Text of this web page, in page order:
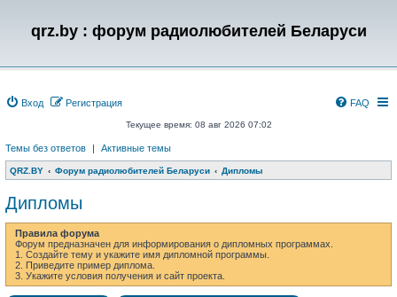
qrz.by : форум радиолюбителей Беларуси
Вход Регистрация FAQ
Текущее время: 08 авг 2026 07:02
Темы без ответов | Активные темы
QRZ.BY Форум радиолюбителей Беларуси Дипломы
Дипломы
Правила форума
Форум предназначен для информирования о дипломных программах.
1. Создайте тему и укажите имя дипломной программы.
2. Приведите пример диплома.
3. Укажите условия получения и сайт проекта.